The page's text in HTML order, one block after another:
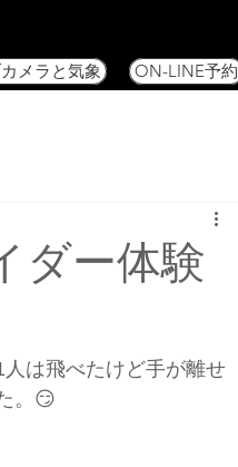
メラと気象 ON-LINE予約
ダー体験
は飛べたけど手が離せ
。😏